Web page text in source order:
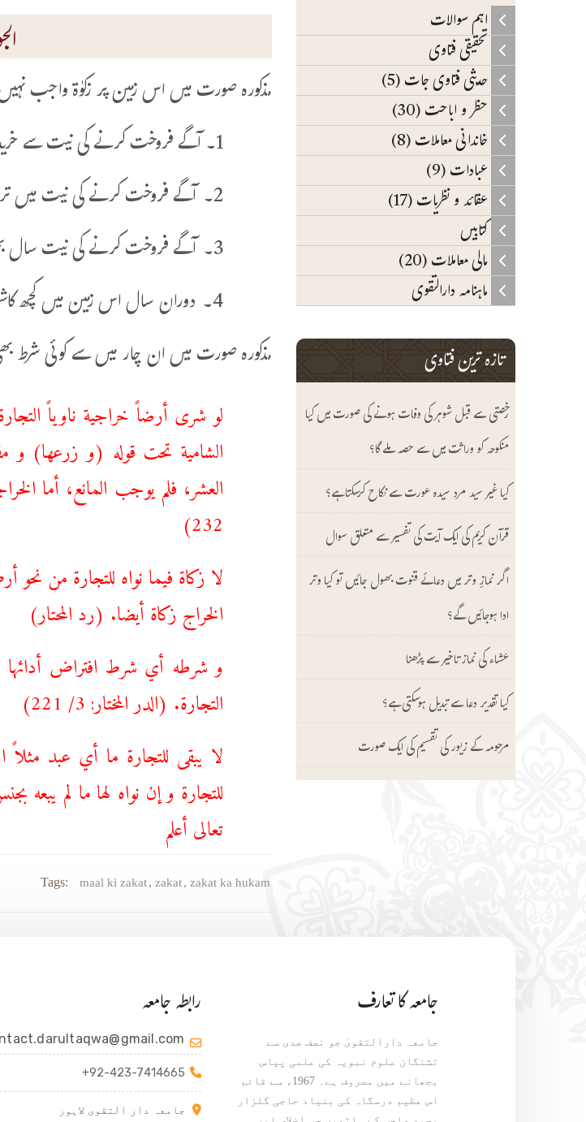
مذکورہ صورت میں اس زمین پر زکوٰة واجب
1۔ آگے فروخت کرنے کی نیت سے خریدی ہو۔
2۔ آگے فروخت کرنے کی نیت میں تردد نہ ہو کہ ہو سکتا ہے بیچ دیں، اور ہو سکتا ہے کہ خود رکھ لیں۔
3۔ آگے فروخت کرنے کی نیت سال بھر باقی بھی رہے۔
4۔ دوران سال اس زمین میں کچھ کاشت نہ کیا ہو۔
مذکورہ صورت میں ان چار میں سے کوئی شرط
لو شری أرضاً خراجية ناوياً
الشامية تحت قوله (و زرعها) و
232)
لا زكاة فيما نواه للتجارة من
الخراج زكاة أيضا. (رد المحتار)
و شرطه أي شرط افتراض أدائها
التجارة. (الدر المختار: 3/ 221)
لا يبقی للتجارة ما أي عبد
تعالی أعلم
Tags: maal ki zakat, zakat, zakat ka hukam
اہم سوالات
تحقیقی فتاوی
حدیثی فتاوی جات (5)
حظر و اباحت (30)
خاندانی معاملات (8)
عبادات (9)
عقائد و نظریات (17)
کتابیں
مالی معاملات (20)
ماہنامہ دارالتقوی
تازہ ترین فتاوی
رخصتی سے قبل شوہر کی وفات ہونے کی صورت میں کیا
منکوحہ کو وراثت میں سے حصہ ملے گا؟
کیا غیر سید مرد سیدہ عورت سے نکاح کرسکتا ہے؟
قرآن کریم کی ایک آیت کی تفسیر سے متعلق سوال
اگر نمازِ وتر میں دعائے قنوت بھول جائیں تو کیا وتر
ادا ہوجائیں گے؟
عشاء کی نماز تاخیر سے پڑھنا
کیا تقدیر دعا سے تبدیل ہوسکتی ہے؟
مرحومہ کے زیور کی تقسیم کی ایک صورت
جامعہ کا تعارف
جامعہ دارالتقویٰ جو نصف صدی سے
تشنگان علوم نبویہ کی علمی پیاس
بجھانے میں مصروف ہے۔ 1967ء سے قائم
اس عظیم درسگاہ کی بنیاد حاجی گلزار
رابطہ جامعہ
+92-423-7414665
جامعہ دار التقوی لاہور